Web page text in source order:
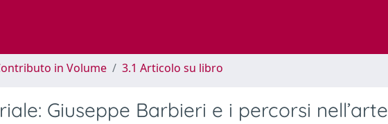
in Volume 3.1 Articolo su libro
Giuseppe Barbieri e i percorsi nell’arte